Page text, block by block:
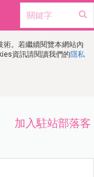
。若繼續閱覽本網站內
資訊請閱讀我們的隱私
加入駐站部落客